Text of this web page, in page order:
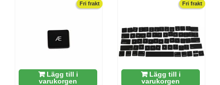
Fri frakt
Lägg till i
varukorgen
Fri frakt
Lägg till i
varukorgen